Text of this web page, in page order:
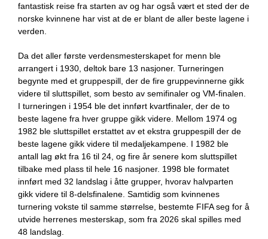
fantastisk reise fra starten av og har også vært et sted der de
norske kvinnene har vist at de er blant de aller beste lagene i
verden.
Da det aller første verdensmesterskapet for menn ble
arrangert i 1930, deltok bare 13 nasjoner. Turneringen
begynte med et gruppespill, der de fire gruppevinnerne gikk
videre til sluttspillet, som besto av semifinaler og VM-finalen.
I turneringen i 1954 ble det innført kvartfinaler, der de to
beste lagene fra hver gruppe gikk videre. Mellom 1974 og
1982 ble sluttspillet erstattet av et ekstra gruppespill der de
beste lagene gikk videre til medaljekampene. I 1982 ble
antall lag økt fra 16 til 24, og fire år senere kom sluttspillet
tilbake med plass til hele 16 nasjoner. 1998 ble formatet
innført med 32 landslag i åtte grupper, hvorav halvparten
gikk videre til 8-delsfinalene. Samtidig som kvinnenes
turnering vokste til samme størrelse, bestemte FIFA seg for å
utvide herrenes mesterskap, som fra 2026 skal spilles med
48 landslag.